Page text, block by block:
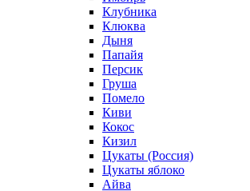
Клубника
Клюква
Дыня
Папайя
Персик
Груша
Помело
Киви
Кокос
Кизил
Цукаты (Россия)
Цукаты яблоко
Айва